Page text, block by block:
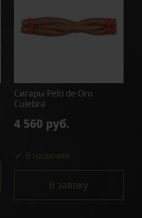
Сигары Pelo de Oro
Culebra
4 560 руб.
В наличии
В заявку